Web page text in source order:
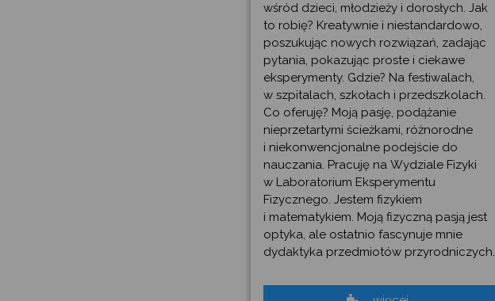
wśród dzieci, młodzieży i dorosłych. Jak
to robię? Kreatywnie i niestandardowo,
poszukując nowych rozwiązań, zadając
pytania, pokazując proste i ciekawe
eksperymenty. Gdzie? Na festiwalach,
w szpitalach, szkołach i przedszkolach.
Co oferuję? Moją pasję, podążanie
nieprzetartymi ścieżkami, różnorodne
i niekonwencjonalne podejście do
nauczania. Pracuję na Wydziale Fizyki
w Laboratorium Eksperymentu
Fizycznego. Jestem fizykiem
i matematykiem. Moją fizyczną pasją jest
optyka, ale ostatnio fascynuje mnie
dydaktyka przedmiotów przyrodniczych.